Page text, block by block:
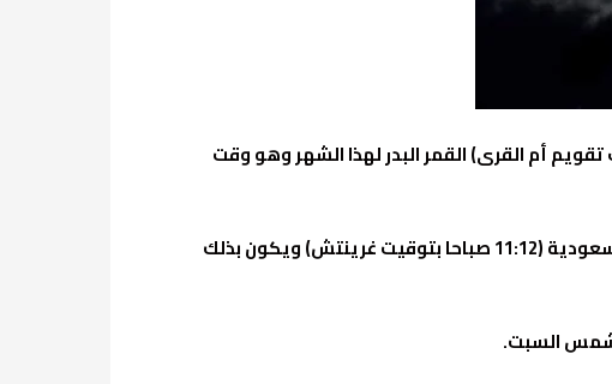
والمنطقة العربية مساء يوم الجمعة 14 شعبان 1440 الموافق 19 ابريل 2019 (حسب تقويم أم القرى) القمر البدر لهذا الشهر وهو وقت
القمر سوف يصل مرحلة الاكتمال واقعا بزاوية 180 درجة من الشمس عند الساعة 2:12 بعد الظهر بتوقيت السعودية (11:12 صباحا بتوقيت غرينتش) ويكون بذلك
شمس السبت.